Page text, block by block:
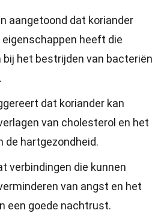
aangetoond dat koriander
heeft die
bij het bestrijden van bacteriën
dat koriander kan
van cholesterol en het
de hartgezondheid.
verbindingen die kunnen
van angst en het
een goede nachtrust.